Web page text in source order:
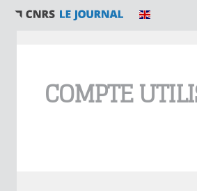
COMPTE